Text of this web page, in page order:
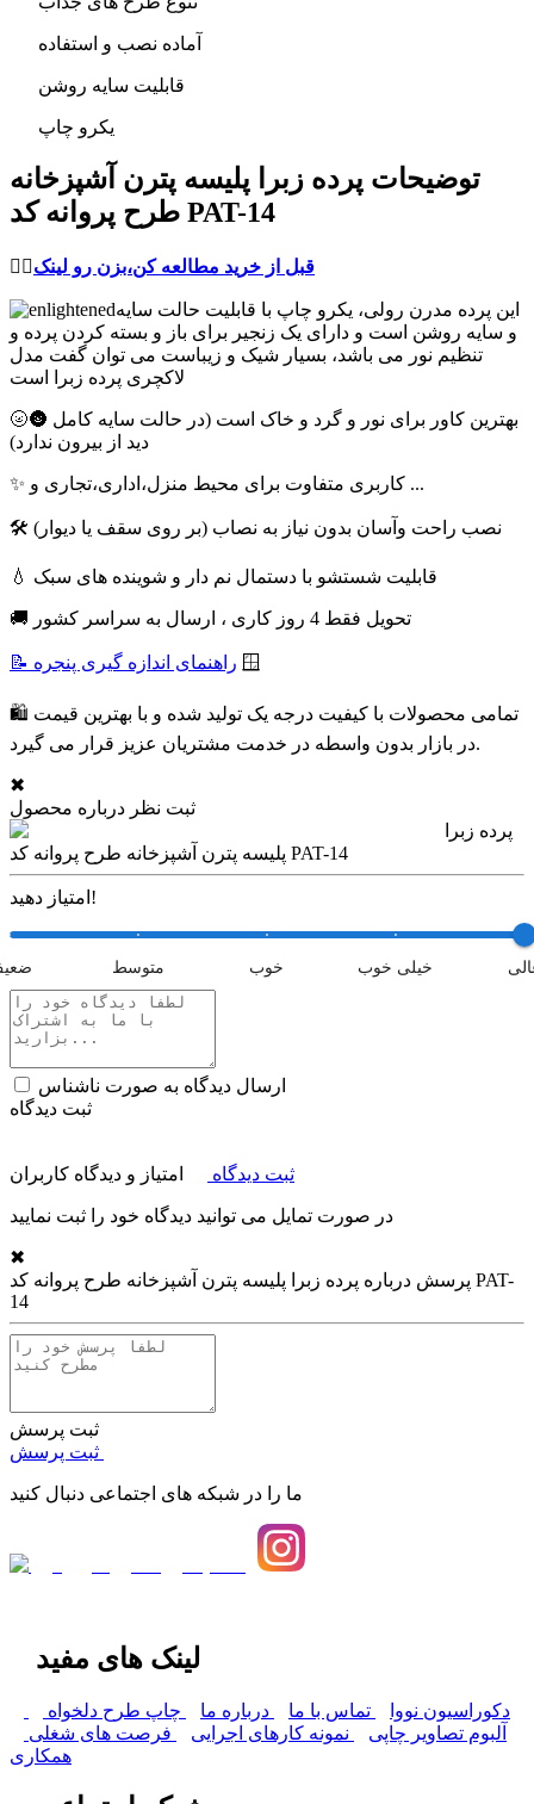
آماده نصب و استفاده
قابلیت سایه روشن
یکرو چاپ
توضیحات پرده زبرا پلیسه پترن آشپزخانه
طرح پروانه کد PAT-14
👈🏻قبل از خرید مطالعه کن،بزن رو لینک
این پرده مدرن رولی، یکرو چاپ با قابلیت حالت سایه
و سایه روشن است و دارای یک زنجیر برای باز و بسته کردن پرده و
تنظیم نور می باشد، بسیار شیک و زیباست می توان گفت مدل
لاکچری پرده زبرا است
🌝🌚 بهترین کاور برای نور و گرد و خاک است (در حالت سایه کامل
دید از بیرون ندارد)
✨ کاربری متفاوت برای محیط منزل،اداری،تجاری و ...
🛠 نصب راحت وآسان بدون نیاز به نصاب (بر روی سقف یا دیوار)
💧 قابلیت شستشو با دستمال نم دار و شوینده های سبک
🚚 تحویل فقط 4 روز کاری ، ارسال به سراسر کشور
📝 راهنمای اندازه گیری پنجره 🪟
🛍 تمامی محصولات با کیفیت درجه یک تولید شده و با بهترین قیمت
در بازار بدون واسطه در خدمت مشتریان عزیز قرار می گیرد.
✖
ثبت نظر درباره محصول
پرده زبرا
پلیسه پترن آشپزخانه طرح پروانه کد PAT-14
امتیاز دهید!
متوسط خوب خیلی خوب
ارسال دیدگاه به صورت ناشناس
ثبت دیدگاه
ثبت دیدگاه امتیاز و دیدگاه کاربران
در صورت تمایل می توانید دیدگاه خود را ثبت نمایید
✖
پرسش درباره پرده زبرا پلیسه پترن آشپزخانه طرح پروانه کد PAT-
14
ثبت پرسش
ما را در شبکه های اجتماعی دنبال کنید
لینک های مفید
دکوراسیون نووا تماس با ما درباره ما
چاپ طرح دلخواه
آلبوم تصاویر چاپی
نمونه کارهای اجرایی
فرصت های شغلی
همکاری